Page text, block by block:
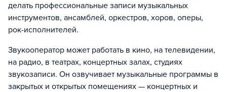
делать профессиональные записи музыкальных
инструментов, ансамблей, оркестров, хоров, оперы,
рок-исполнителей.
Звукооператор может работать в кино, на телевидении,
на радио, в театрах, концертных залах, студиях
звукозаписи. Он озвучивает музыкальные программы в
закрытых и открытых помещениях — концертных и